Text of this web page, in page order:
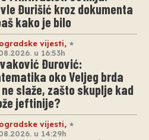
Đurišić kroz dokumenta
kako je bilo
vijesti,
u 16:53h
Đurović:
oko Veljeg brda
slaže, zašto skuplje kad
jeftinije?
vijesti,
u 14:29h